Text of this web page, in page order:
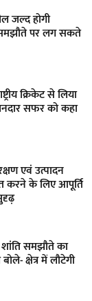
जल्द होगी
पर लग सकते
क्रिकेट से लिया
सफर को कहा
एवं उत्पादन
करने के लिए आपूर्ति
समझौते का
क्षेत्र में लौटेगी